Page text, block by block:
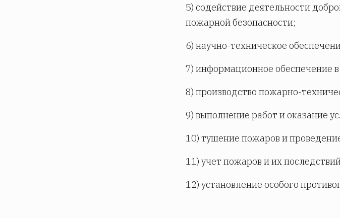
5) содействие деятельности
пожарной безопасности;
6) научно-техническое
7) информационное обеспечение
8) производство пожарно-
9) выполнение работ и оказание
10) тушение пожаров и
11) учет пожаров и их
12) установление особого